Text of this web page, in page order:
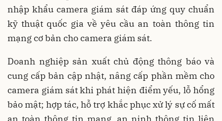
nhập khẩu camera giám sát đáp ứng quy chuẩn
kỹ thuật quốc gia về yêu cầu an toàn thông tin
mạng cơ bản cho camera giám sát.
Doanh nghiệp sản xuất chủ động thông báo và
cung cấp bản cập nhật, nâng cấp phần mềm cho
camera giám sát khi phát hiện điểm yếu, lỗ hổng
bảo mật; hợp tác, hỗ trợ khắc phục xử lý sự cố mất